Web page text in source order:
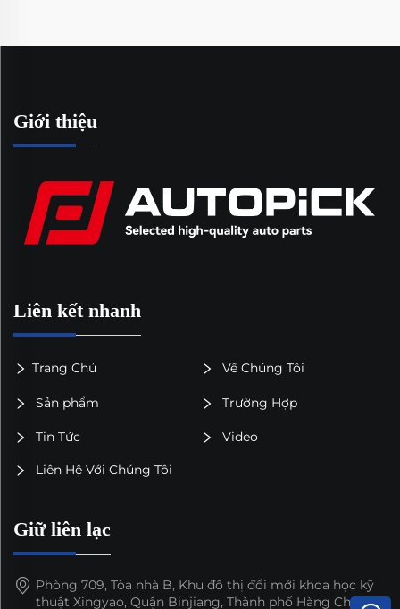
Giới thiệu
Liên kết nhanh
Trang Chủ Về Chúng Tôi
Sản phẩm Trường Hợp
Tin Tức Video
Liên Hệ Với Chúng Tôi
Giữ liên lạc
Phòng 709, Tòa nhà B, Khu đô thị đổi mới khoa học kỹ
thuật Xingyao, Quận Binjiang, Thành phố Hàng Châu,